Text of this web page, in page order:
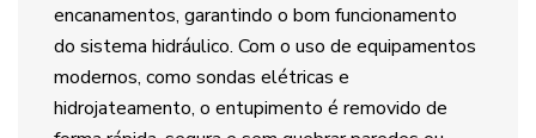
encanamentos, garantindo o bom funcionamento
do sistema hidráulico. Com o uso de equipamentos
modernos, como sondas elétricas e
hidrojateamento, o entupimento é removido de